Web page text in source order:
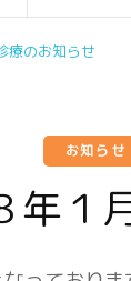
療のお知らせ
お知らせ
年１